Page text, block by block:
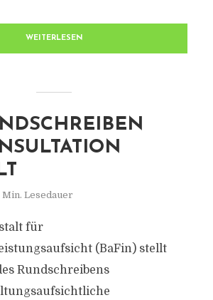
WEITERLESEN
Min. Lesedauer
für
(BaFin) stellt
Rundschreibens